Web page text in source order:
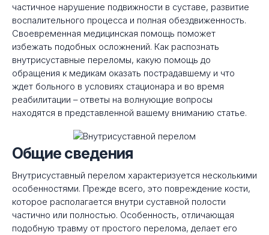
частичное нарушение подвижности в суставе, развитие
воспалительного процесса и полная обездвиженность.
Своевременная медицинская помощь поможет
избежать подобных осложнений. Как распознать
внутрисуставные переломы, какую помощь до
обращения к медикам оказать пострадавшему и что
ждет больного в условиях стационара и во время
реабилитации – ответы на волнующие вопросы
находятся в представленной вашему вниманию статье.
Общие сведения
Внутрисуставный перелом характеризуется несколькими
особенностями. Прежде всего, это повреждение кости,
которое располагается внутри суставной полости
частично или полностью. Особенность, отличающая
подобную травму от простого перелома, делает его